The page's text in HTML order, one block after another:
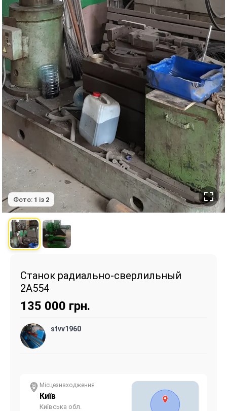
Фото: 1 із 2
Станок радиально-сверлильный
2А554
135 000 грн.
stvv1960
Місцезнаходження
Київ
Київська обл.